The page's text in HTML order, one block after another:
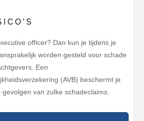
officer? Dan kun je tijdens je
worden gesteld voor schade
Een
(AVB) beschermt je
van zulke schadeclaims.